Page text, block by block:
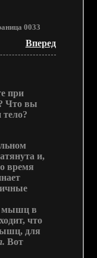
0033
Вперед
при
Что вы
и,
время
мышц в
что
для
Вот